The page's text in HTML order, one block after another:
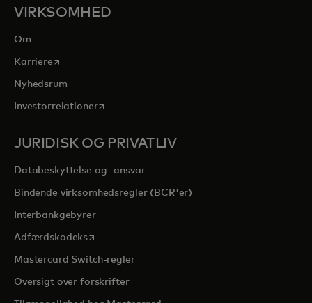
VIRKSOMHED
Om
Karriereopens in a new tab
Nyhedsrum
Investorrelationeropens in a new tab
JURIDISK OG PRIVATLIV
Databeskyttelse og -ansvar
Bindende virksomhedsregler (BCR'er)
Interbankgebyrer
Adfærdskodeksopens in a new tab
Mastercard Switch-regler
Oversigt over forskrifter